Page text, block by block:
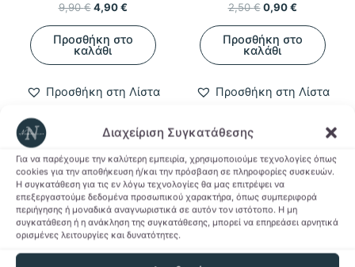
Διαχείριση Συγκατάθεσης
Για να παρέχουμε την καλύτερη εμπειρία, χρησιμοποιούμε τεχνολογίες όπως
cookies για την αποθήκευση ή/και την πρόσβαση σε πληροφορίες συσκευών.
Η συγκατάθεση για τις εν λόγω τεχνολογίες θα μας επιτρέψει να
επεξεργαστούμε δεδομένα προσωπικού χαρακτήρα, όπως συμπεριφορά
περιήγησης ή μοναδικά αναγνωριστικά σε αυτόν τον ιστότοπο. Η μη
συγκατάθεση ή η ανάκληση της συγκατάθεσης, μπορεί να επηρεάσει αρνητικά
ορισμένες λειτουργίες και δυνατότητες.
9,90€ Original
was:
9,90 €.
4,90€Η
τιμή
είναι:
4,90 €.
Προσθήκη στο
καλάθι
Προσθήκη στη Λίστα
2,50€ Original
was:
2,50 €.
0,90€Η
τιμή
είναι:
0,90 €.
Προσθήκη στο
καλάθι
Προσθήκη στη Λίστα
-53%
-53%